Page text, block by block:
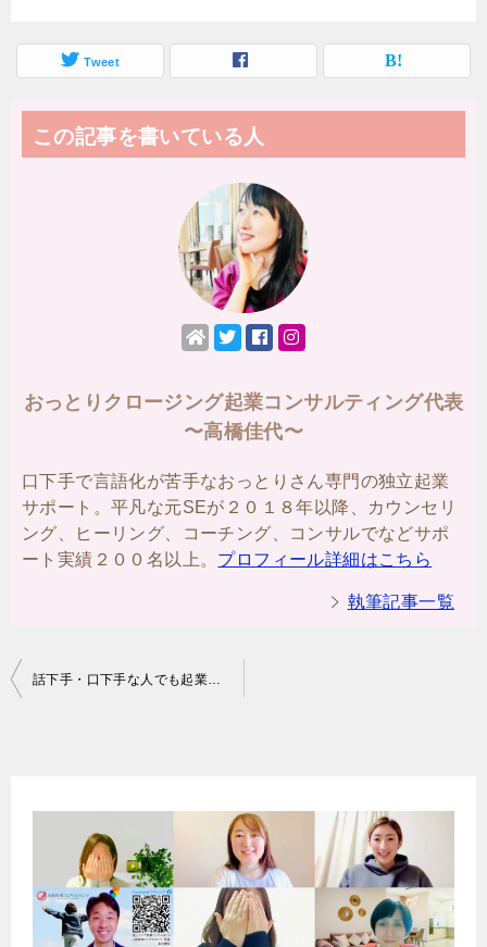
Tweet
この記事を書いている人
おっとりクロージング起業コンサルティング代表
〜高橋佳代〜
口下手で言語化が苦手なおっとりさん専門の独立起業
サポート。平凡な元SEが２０１８年以降、カウンセリ
ング、ヒーリング、コーチング、コンサルでなどサポ
ート実績２００名以上。 プロフィール詳細はこちら
執筆記事一覧
投
話下手・口下手な人でも起業でスラスラさんに勝てる方法とは？ピン01